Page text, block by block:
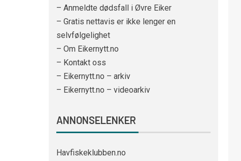
– Anmeldte dødsfall i Øvre Eiker
– Gratis nettavis er ikke lenger en
selvfølgelighet
– Om Eikernytt.no
– Kontakt oss
– Eikernytt.no – arkiv
– Eikernytt.no – videoarkiv
ANNONSELENKER
Havfiskeklubben.no